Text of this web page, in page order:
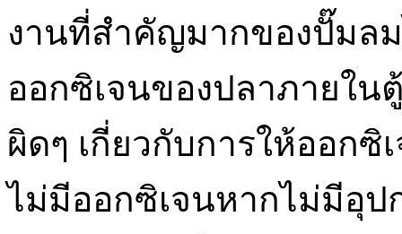
งานที่สำคัญมากของปั๊มล
ออกซิเจนของปลาภายใน
ผิดๆ เกี่ยวกับการให้ออก
ไม่มีออกซิเจนหากไม่มีอุ